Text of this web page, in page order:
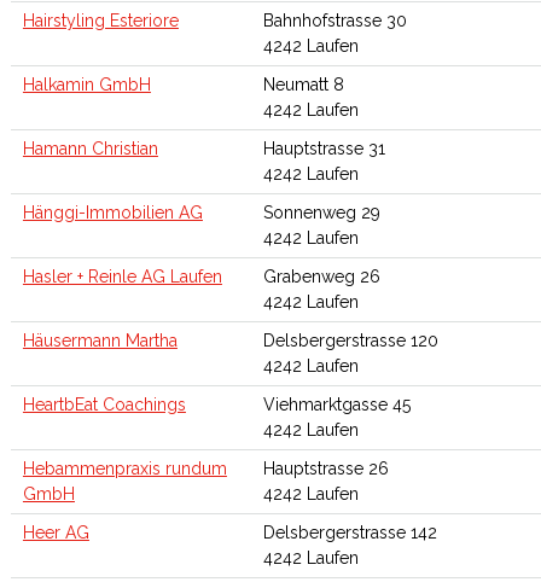
Hairstyling Esteriore
Bahnhofstrasse 30
4242 Laufen
Halkamin GmbH
Neumatt 8
4242 Laufen
Hamann Christian
Hauptstrasse 31
4242 Laufen
Hänggi-Immobilien AG
Sonnenweg 29
4242 Laufen
Hasler + Reinle AG Laufen
Grabenweg 26
4242 Laufen
Häusermann Martha
Delsbergerstrasse 120
4242 Laufen
HeartbEat Coachings
Viehmarktgasse 45
4242 Laufen
Hebammenpraxis rundum
GmbH
Hauptstrasse 26
4242 Laufen
Heer AG
Delsbergerstrasse 142
4242 Laufen